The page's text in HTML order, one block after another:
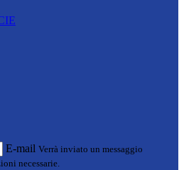
E-mail Verrà inviato un messaggio
necessarie.